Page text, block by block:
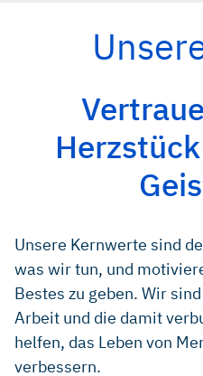
Unsere Kernwerte sind
was wir tun, und
Bestes zu geben. Wir
Arbeit und die damit
helfen, das Leben von
verbessern.